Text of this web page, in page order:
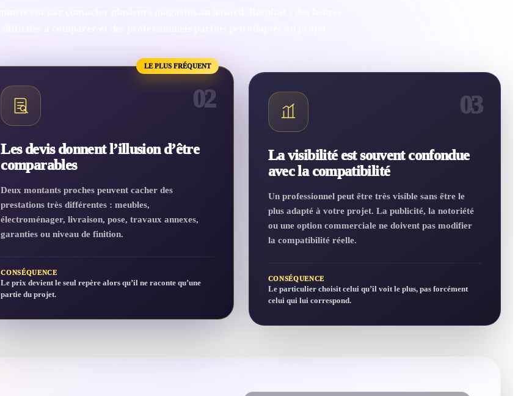
LE PLUS FRÉQUENT
02
Les devis donnent l’illusion d’être
comparables
Deux montants proches peuvent cacher des
prestations très différentes : meubles,
électroménager, livraison, pose, travaux annexes,
garanties ou niveau de finition.
CONSÉQUENCE
Le prix devient le seul repère alors qu’il ne raconte qu’une
partie du projet.
03
La visibilité est souvent confondue
avec la compatibilité
Un professionnel peut être très visible sans être le
plus adapté à votre projet. La publicité, la notoriété
ou une option commerciale ne doivent pas modifier
la compatibilité réelle.
CONSÉQUENCE
Le particulier choisit celui qu’il voit le plus, pas forcément
celui qui lui correspond.